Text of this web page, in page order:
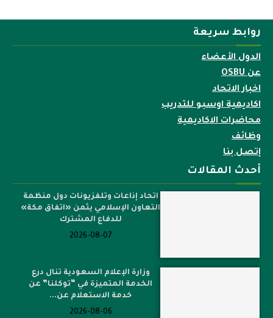
روابط سريعة
الدول الأعضاء
عن OSBU
اخبار الاتحاد
اكاديمية اوسبو للتدريب
محاضرات الاكاديمية
وظائف
إتصل بنا
أحدث المقالات
اتحاد إذاعات وتلفزيونات دول منظمة
التعاون الإسلامي يثمن «اتفاق مكة»
للدفاع المشترك
2026-08-07
وزارة الإعلام السعودية تنال درع
الخدمة المتميزة في “توكلنا” عن
خدمة الاستعلام عن...
2026-08-06